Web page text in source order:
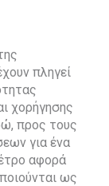
πληγεί
χορήγησης
προς τους
για ένα
αφορά
ως